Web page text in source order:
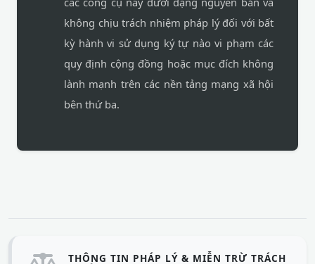
không chịu trách nhiệm pháp lý đối với bất
kỳ hành vi sử dụng ký tự nào vi phạm các
quy định cộng đồng hoặc mục đích không
lành mạnh trên các nền tảng mạng xã hội
bên thứ ba.
THÔNG TIN PHÁP LÝ & MIỄN TRỪ TRÁCH